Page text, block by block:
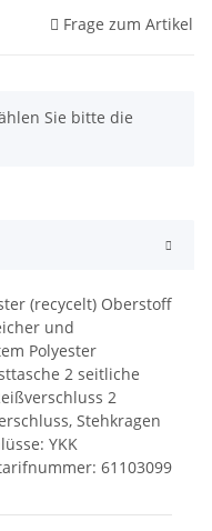
Frage zum Artikel
Sie bitte die
(recycelt) Oberstoff
und
Polyester
2 seitliche
2
Stehkragen
YKK
61103099